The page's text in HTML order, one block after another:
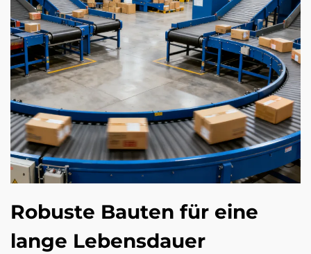
Robuste Bauten für eine
lange Lebensdauer